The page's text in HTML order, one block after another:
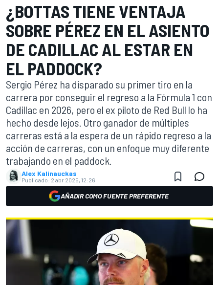
¿BOTTAS TIENE VENTAJA
SOBRE PÉREZ EN EL ASIENTO
DE CADILLAC AL ESTAR EN
EL PADDOCK?
Sergio Pérez ha disparado su primer tiro en la
carrera por conseguir el regreso a la Fórmula 1 con
Cadillac en 2026, pero el ex piloto de Red Bull lo ha
hecho desde lejos. Otro ganador de múltiples
carreras está a la espera de un rápido regreso a la
acción de carreras, con un enfoque muy diferente
trabajando en el paddock.
Alex Kalinauckas
Publicado: 2 abr 2025, 12:26
AÑADIR COMO FUENTE PREFERENTE